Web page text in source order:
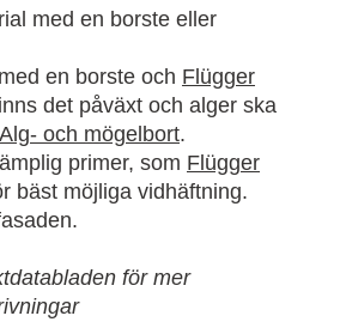
med en borste eller
en borste och Flügger
det påväxt och alger ska
Alg- och mögelbort.
primer, som Flügger
bäst möjliga vidhäftning.
för mer